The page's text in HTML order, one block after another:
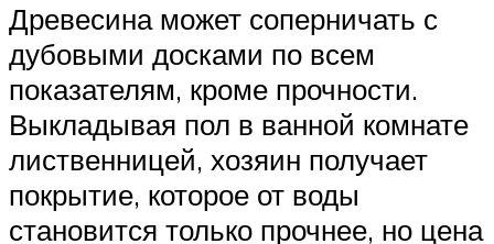
Древесина может соперничать с
дубовыми досками по всем
показателям, кроме прочности.
Выкладывая пол в ванной комнате
лиственницей, хозяин получает
покрытие, которое от воды
становится только прочнее, но цена